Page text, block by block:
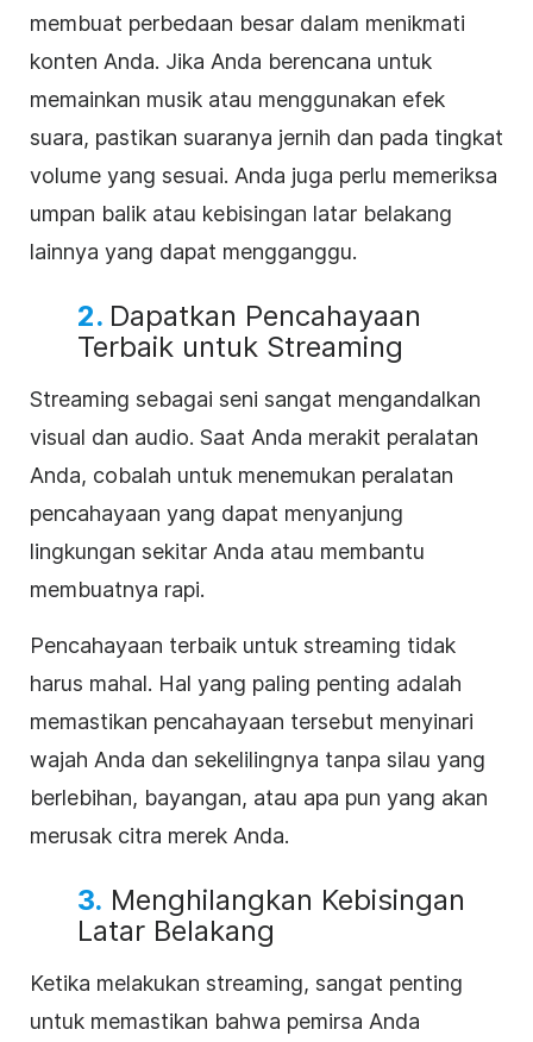
membuat perbedaan besar dalam menikmati
konten Anda. Jika Anda berencana untuk
memainkan musik atau menggunakan efek
suara, pastikan suaranya jernih dan pada tingkat
volume yang sesuai. Anda juga perlu memeriksa
umpan balik atau kebisingan latar belakang
lainnya yang dapat mengganggu.
2. Dapatkan Pencahayaan
Terbaik untuk Streaming
Streaming sebagai seni sangat mengandalkan
visual dan audio. Saat Anda merakit peralatan
Anda, cobalah untuk menemukan peralatan
pencahayaan yang dapat menyanjung
lingkungan sekitar Anda atau membantu
membuatnya rapi.
Pencahayaan terbaik untuk streaming tidak
harus mahal. Hal yang paling penting adalah
memastikan pencahayaan tersebut menyinari
wajah Anda dan sekelilingnya tanpa silau yang
berlebihan, bayangan, atau apa pun yang akan
merusak citra merek Anda.
3. Menghilangkan Kebisingan
Latar Belakang
Ketika melakukan streaming, sangat penting
untuk memastikan bahwa pemirsa Anda